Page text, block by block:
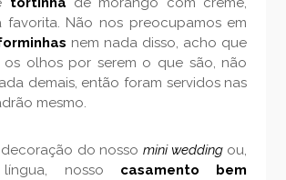
favorita. Não nos preocupamos em
nem nada disso, acho que
olhos por serem o que são, não
demais, então foram servidos nas
mesmo.
decoração do nosso mini wedding ou,
nosso casamento bem